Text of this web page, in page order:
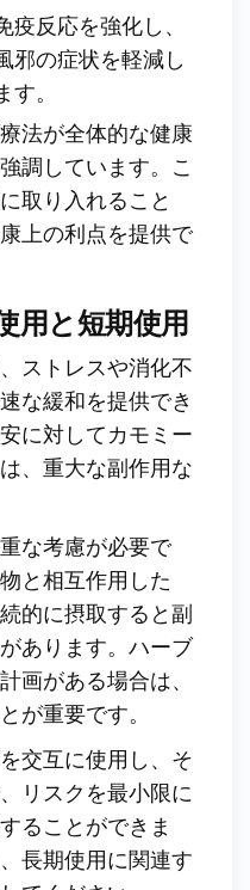
疫反応を強化し、
邪の症状を軽減し
す。
法が全体的な健康
調しています。こ
取り入れること
上の利点を提供で
用と短期使用
ストレスや消化不
な緩和を提供でき
に対してカモミー
、重大な副作用な
な考慮が必要で
と相互作用した
的に摂取すると副
あります。ハーブ
画がある場合は、
が重要です。
交互に使用し、そ
リスクを最小限に
ることができま
長期使用に関連す